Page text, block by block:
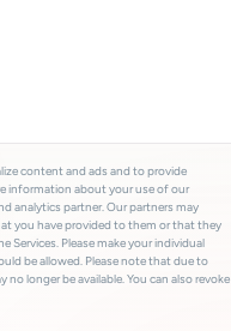
content and ads and to provide
information about your use of our
analytics partner. Our partners may
you have provided to them or that they
Services. Please make your individual
be allowed. Please note that due to
longer be available. You can also revoke